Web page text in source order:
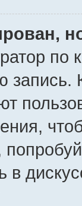
по
запись.
в